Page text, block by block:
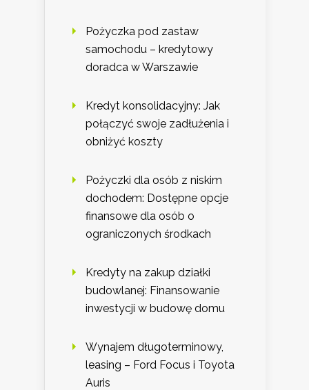
Pożyczka pod zastaw
samochodu – kredytowy
doradca w Warszawie
Kredyt konsolidacyjny: Jak
połączyć swoje zadłużenia i
obniżyć koszty
Pożyczki dla osób z niskim
dochodem: Dostępne opcje
finansowe dla osób o
ograniczonych środkach
Kredyty na zakup działki
budowlanej: Finansowanie
inwestycji w budowę domu
Wynajem długoterminowy,
leasing – Ford Focus i Toyota
Auris